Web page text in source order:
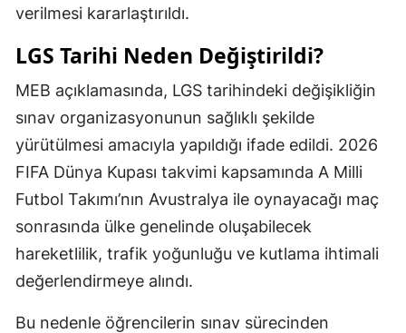
verilmesi kararlaştırıldı.
LGS Tarihi Neden Değiştirildi?
MEB açıklamasında, LGS tarihindeki değişikliğin
sınav organizasyonunun sağlıklı şekilde
yürütülmesi amacıyla yapıldığı ifade edildi. 2026
FIFA Dünya Kupası takvimi kapsamında A Milli
Futbol Takımı’nın Avustralya ile oynayacağı maç
sonrasında ülke genelinde oluşabilecek
hareketlilik, trafik yoğunluğu ve kutlama ihtimali
değerlendirmeye alındı.
Bu nedenle öğrencilerin sınav sürecinden